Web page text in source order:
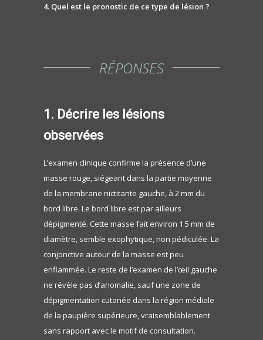
4. Quel est le pronostic de ce type de lésion ?
RÉPONSES
1. Décrire les lésions
observées
L’examen clinique confirme la présence d’une
masse rouge, siégeant dans la partie moyenne
de la membrane nictitante gauche, à 2 mm du
bord libre. Le bord libre est par ailleurs
dépigmenté. Cette masse fait environ 1.5 mm de
diamètre, semble exophytique, non pédiculée. La
conjonctive autour de la masse est peu
enflammée. Le reste de l’examen de l’œil gauche
ne révèle pas d’anomalie, sauf une zone de
dépigmentation cutanée dans la région médiale
de la paupière supérieure, vraisemblablement
sans rapport avec le motif de consultation.